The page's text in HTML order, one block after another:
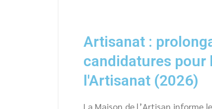
Artisanat :
candidatures pour
l'Artisanat (2026)
La Maison de l’Artisan informe